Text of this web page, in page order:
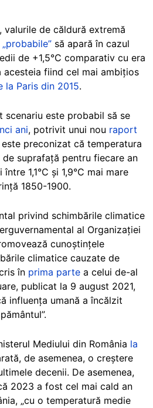
de căldură extremă
să apară în cazul
de +1,5°C comparativ cu era
acesteia fiind cel mai ambițios
la Paris din 2015.
scenariu este probabil să se
ani, potrivit unui nou raport
este preconizat că temperatura
suprafață pentru fiecare an
1,1°C și 1,9°C mai mare
1850-1900.
privind schimbările climatice
al Organizației
cunoștințele
climatice cauzate de
în prima parte a celui de-al
publicat la 9 august 2021,
influența umană a încălzit
Mediului din România la
de asemenea, o creștere
decenii. De asemenea,
2023 a fost cel mai cald an
„cu o temperatură medie